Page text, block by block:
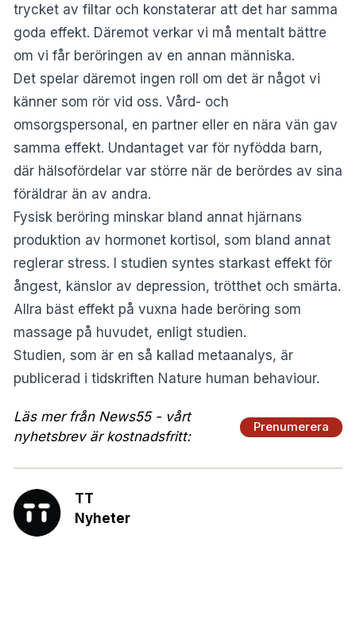
trycket av filtar och konstaterar att det har samma
goda effekt. Däremot verkar vi må mentalt bättre
om vi får beröringen av en annan människa.
Det spelar däremot ingen roll om det är något vi
känner som rör vid oss. Vård- och
omsorgspersonal, en partner eller en nära vän gav
samma effekt. Undantaget var för nyfödda barn,
där hälsofördelar var större när de berördes av sina
föräldrar än av andra.
Fysisk beröring minskar bland annat hjärnans
produktion av hormonet kortisol, som bland annat
reglerar stress. I studien syntes starkast effekt för
ångest, känslor av depression, trötthet och smärta.
Allra bäst effekt på vuxna hade beröring som
massage på huvudet, enligt studien.
Studien, som är en så kallad metaanalys, är
publicerad i tidskriften Nature human behaviour.
Läs mer från News55 - vårt
nyhetsbrev är kostnadsfritt:
Prenumerera
TT
Nyheter